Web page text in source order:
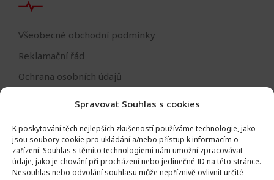
Spravovat Souhlas s cookies
K poskytování těch nejlepších zkušeností používáme technologie, jako
jsou soubory cookie pro ukládání a/nebo přístup k informacím o
zařízení. Souhlas s těmito technologiemi nám umožní zpracovávat
údaje, jako je chování při procházení nebo jedinečné ID na této stránce.
Nesouhlas nebo odvolání souhlasu může nepříznivě ovlivnit určité
Všeobecné obchodní podmínky
Reklamační řád
Ochrana osobních údajů
Formulář - odstoupení od smlouvy
Odstoupení od smlouvy